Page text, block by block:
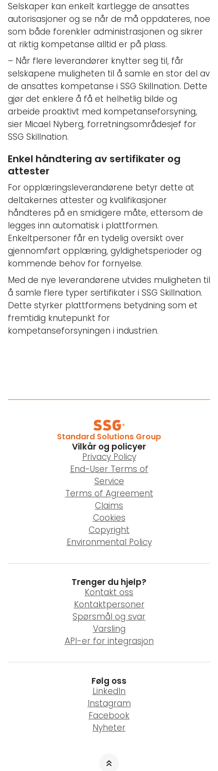
Selskaper kan enkelt kartlegge de ansattes
autorisasjoner og se når de må oppdateres, noe
som både forenkler administrasjonen og sikrer
at riktig kompetanse alltid er på plass.
– Når flere leverandører knytter seg til, får
selskapene muligheten til å samle en stor del av
de ansattes kompetanse i SSG Skillnation. Dette
gjør det enklere å få et helhetlig bilde og
arbeide proaktivt med kompetanseforsyning,
sier Micael Nyberg, forretningsområdesjef for
SSG Skillnation.
Enkel håndtering av sertifikater og
attester
For opplæringsleverandørene betyr dette at
deltakernes attester og kvalifikasjoner
håndteres på en smidigere måte, ettersom de
legges inn automatisk i plattformen.
Enkeltpersoner får en tydelig oversikt over
gjennomført opplæring, gyldighetsperioder og
kommende behov for fornyelse.
Med de nye leverandørene utvides muligheten til
å samle flere typer sertifikater i SSG Skillnation.
Dette styrker plattformens betydning som et
fremtidig knutepunkt for
kompetanseforsyningen i industrien.
Standard Solutions Group
Vilkår og policyer
Privacy Policy
End-User Terms of
Service
Terms of Agreement
Claims
Cookies
Copyright
Environmental Policy
Trenger du hjelp?
Kontakt oss
Kontaktpersoner
Spørsmål og svar
Varsling
API-er for integrasjon
Følg oss
LinkedIn
Instagram
Facebook
Nyheter